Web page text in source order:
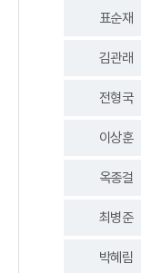
표순재
김관래
전형국
이상훈
옥종걸
최병준
박혜림